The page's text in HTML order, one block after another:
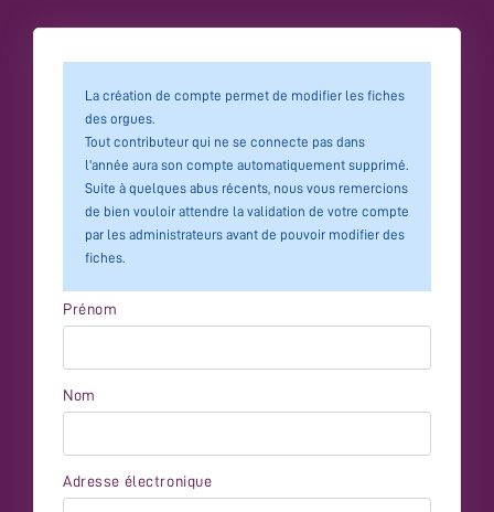
La création de compte permet de modifier les fiches
des orgues.
Tout contributeur qui ne se connecte pas dans
l'année aura son compte automatiquement supprimé.
Suite à quelques abus récents, nous vous remercions
de bien vouloir attendre la validation de votre compte
par les administrateurs avant de pouvoir modifier des
fiches.
Prénom
Nom
Adresse électronique